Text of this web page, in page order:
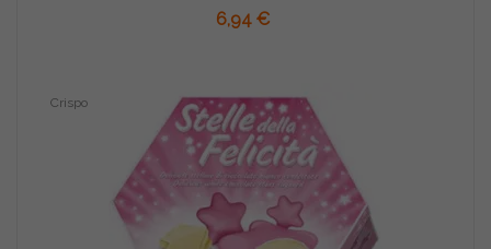
6,94 €
Crispo